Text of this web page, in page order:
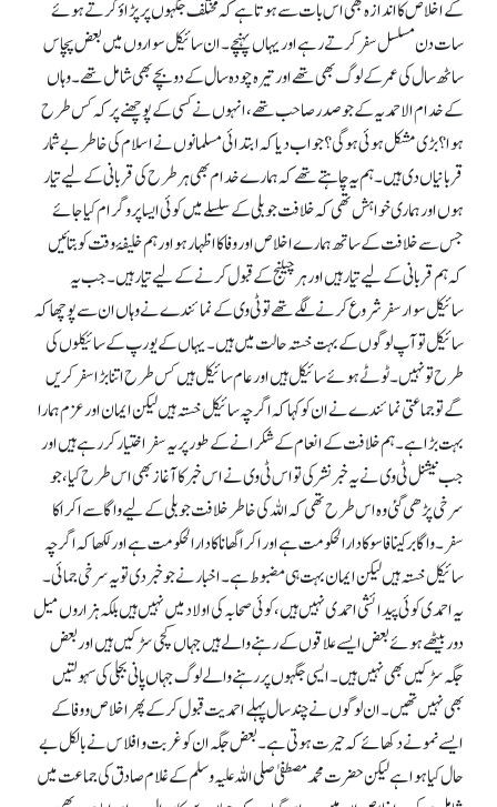
کے اخلاص کا اندازہ بھی اس بات سے ہوتا ہے کہ مختلف جگہوں پر پڑاؤ کرتے ہوئے
سات دن مسلسل سفر کرتے رہے اور یہاں پہنچے۔ ان سائیکل سواروں میں بعض پچاس
ساٹھ سال کی عمر کے لوگ بھی تھے اور تیرہ چودہ سال کے دو بچے بھی شامل تھے۔ وہاں
کے خدام الاحمدیہ کے جو صدر صاحب تھے، انہوں نے کسی کے پوچھنے پر کہ کس طرح
ہوا؟ بڑی مشکل ہوئی ہو گی؟ جواب دیا کہ ابتدائی مسلمانوں نے اسلام کی خاطر بے شمار
قربانیاں دی ہیں۔ ہم یہ چاہتے تھے کہ ہمارے خدام بھی ہر طرح کی قربانی کے لیےتیار
ہوں اور ہماری خواہش تھی کہ خلافت جوبلی کے سلسلے میں کوئی ایسا پروگرام کیا جائے
جس سے خلافت کے ساتھ ہمارے اخلاص اور وفا کا اظہار ہو اور ہم خلیفۂ وقت کو بتائیں
کہ ہم قربانی کے لیے تیار ہیں اور ہر چیلنج کے قبول کرنے کے لیے تیار ہیں۔ جب یہ
سائیکل سوار سفر شروع کرنے لگے تھے تو ٹی وی کے نمائندے نے وہاں ان سے پوچھا کہ
سائیکل تو آپ لوگوں کے بہت خستہ حالت میں ہیں۔ یہاں کے یورپ کے سائیکلوں کی
طرح تو نہیں۔ ٹوٹے ہوئے سائیکل ہیں اور عام سائیکل ہیں کس طرح اتنا بڑا سفر کریں
گےتو جماعتی نمائندے نے ان کو کہا کہ اگرچہ سائیکل خستہ ہیں لیکن ایمان اور عزم ہمارا
بہت بڑا ہے۔ ہم خلافت کے انعام کے شکرانے کے طور پر یہ سفر اختیار کر رہے ہیں اور
جب نیشنل ٹی وی نے یہ خبر نشر کی تو اس ٹی وی نے اس خبر کا آغاز بھی اس طرح کیا، جو
سرخی پڑھی گئی وہ اس طرح تھی کہ اللہ کی خاطر خلافت جوبلی کے لیے واگا سے اکرا کا
سفر۔ واگا برکینا فاسو کا دارالحکومت ہے اور اکرا گھانا کا دارالحکومت ہے اور لکھا کہ اگرچہ
سائیکل خستہ ہیں لیکن ایمان بہت ہی مضبوط ہے۔ اخبار نے جو خبر دی تو یہ سرخی جمائی۔
یہ احمدی کوئی پیدائشی احمدی نہیں ہیں، کوئی صحابہ کی اولاد میں نہیں ہیں بلکہ ہزاروں میل
دور بیٹھے ہوئے بعض ایسے علاقوں کے رہنے والے ہیں جہاں کچی سڑکیں ہیں اور بعض
جگہ سڑکیں بھی نہیں ہیں۔ ایسی جگہوں پر رہنے والے لوگ جہاں پانی بجلی کی سہولتیں
بھی نہیں تھیں۔ ان لوگوں نے چند سال پہلے احمدیت قبول کر کے پھر اخلاص و وفا کے
ایسے نمونے دکھائے کہ حیرت ہوتی ہے۔ بعض جگہ ان کو غربت و افلاس نے بالکل بے
حال کیا ہوا ہے لیکن حضرت محمد مصطفیٰ صلی اللہ علیہ وسلم کے غلام صادق کی جماعت میں